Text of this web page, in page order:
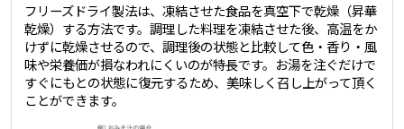
フリーズドライ製法は、凍結させた食品を真空下で乾燥（昇華
乾燥）する方法です。調理した料理を凍結させた後、高温をか
けずに乾燥させるので、調理後の状態と比較して色・香り・風
味や栄養価が損なわれにくいのが特長です。お湯を注ぐだけで
すぐにもとの状態に復元するため、美味しく召し上がって頂く
ことができます。